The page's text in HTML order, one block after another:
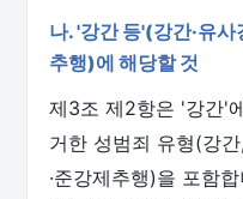
나. '강간 등'(강간·유사
추행)에 해당할 것
제3조 제2항은 '강간'
거한 성범죄 유형(강
·준강제추행)을 포함